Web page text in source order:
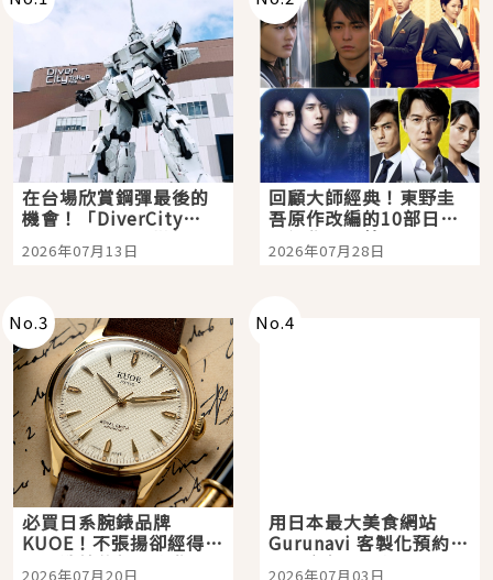
在台場欣賞鋼彈最後的
機會！「DiverCity
Tokyo Plaza」搭船、
購物、美食及夜景，一
2026年07月13日
回顧大師經典！東野圭
吾原作改編的10部日本
影視作品推薦
2026年07月28日
No.3
必買日系腕錶品牌
KUOE！不張揚卻經得起
時間洗鍊的經典之作五
2026年07月20日
No.4
用日本最大美食網站
Gurunavi 客製化預約九
大都市餐廳，打造專屬
2026年07月03日